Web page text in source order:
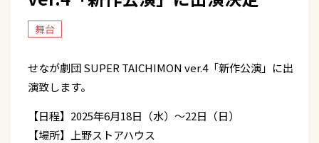
舞台
せなが劇団 SUPER TAICHIMON ver.4「新作公演」に出
演致します。
【日程】2025年6月18日（水）～22日（日）
【場所】上野ストアハウス